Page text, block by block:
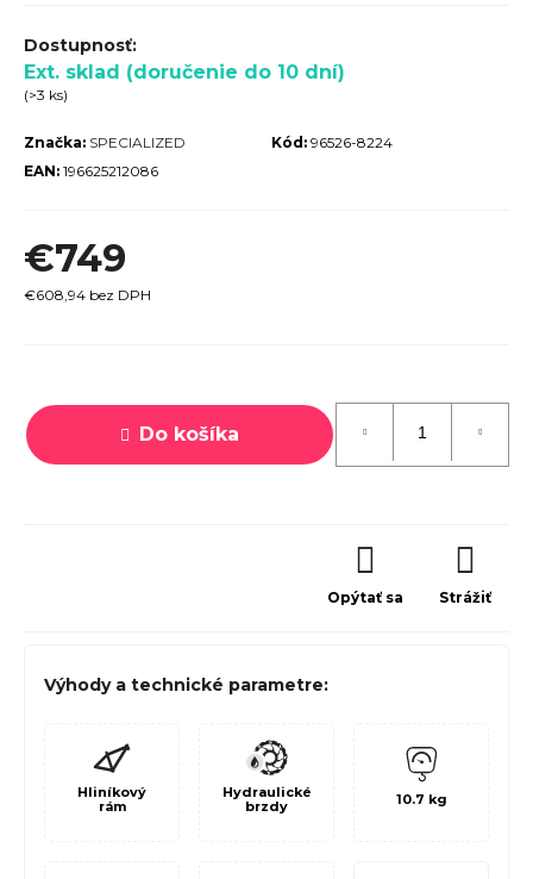
Ext. sklad (doručenie do 10 dní)
(>3 ks)
Kód: 96526-8224
Značka: SPECIALIZED
EAN: 196625212086
€749
€608,94 bez DPH
cena:
Do košíka
Opýtať sa Strážiť
Výhody a technické parametre:
Hliníkový
rám
Hydraulické
brzdy
10.7 kg
a
m
e
TREK
€979